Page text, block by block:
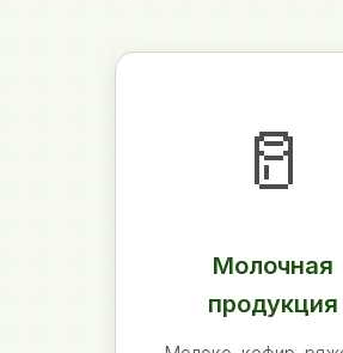
🥛
Молочная
продукция